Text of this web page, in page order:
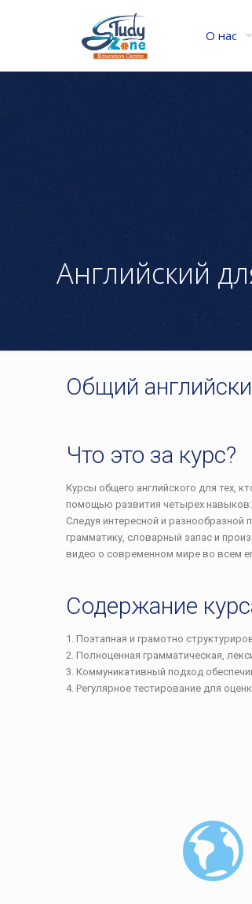
О нас
Английский
Общий
Что это за курс?
Курсы общего английского для тех,
помощью развития четырех навыков:
Следуя интересной и
грамматику, словарный запас и
видео о современном мире во всем
Содержание
1. Поэтапная и грамотно
2. Полноценная грамматическая,
3. Коммуникативный подход
4. Регулярное тестирование для